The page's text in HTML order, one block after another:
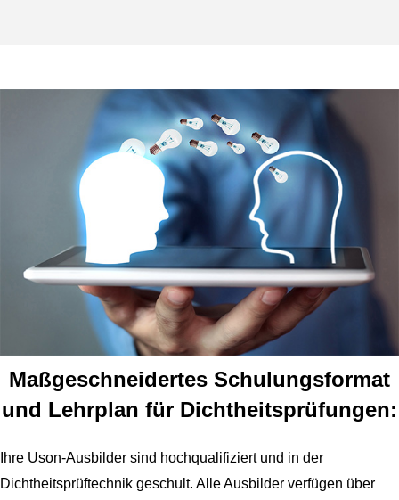
Maßgeschneidertes Schulungsformat
und Lehrplan für Dichtheitsprüfungen:
Ihre Uson-Ausbilder sind hochqualifiziert und in der
Dichtheitsprüftechnik geschult. Alle Ausbilder verfügen über